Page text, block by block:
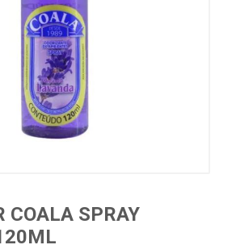
COALA SPRAY